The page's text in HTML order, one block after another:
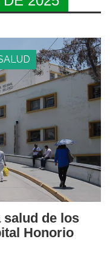
salud de los
Honorio